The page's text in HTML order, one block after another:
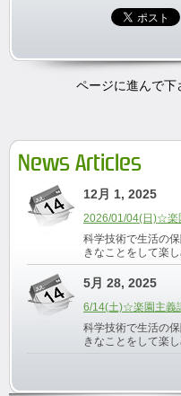
ページに進んで下
News Articles
12月 1, 2025
2026/01/04(日)☆楽
科学技術で生活の
きなことをして楽
5月 28, 2025
6/14(土)☆楽園主義
科学技術で生活の
きなことをして楽